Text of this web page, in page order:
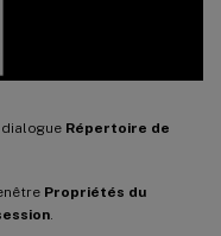
Répertoire de
Propriétés du